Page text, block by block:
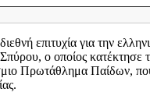
επιτυχία για την
ο οποίος κατέκτησε
Πρωτάθλημα Παίδων, που